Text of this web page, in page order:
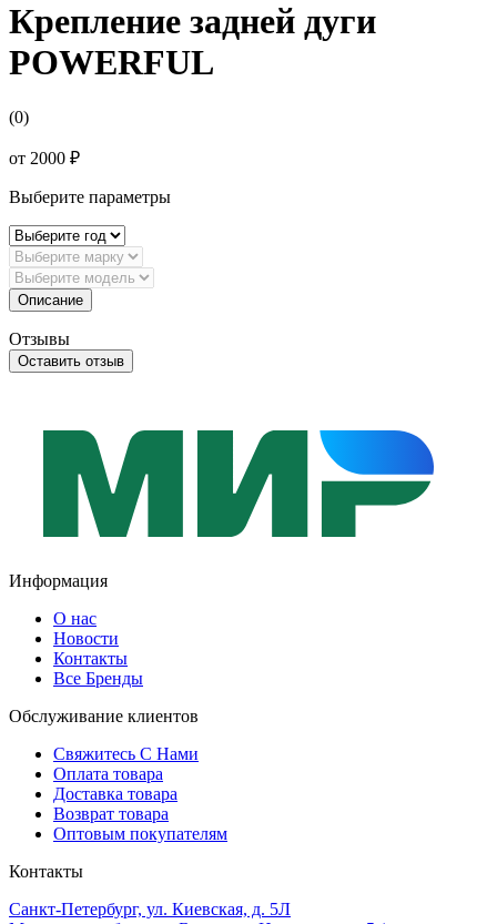
Крепление задней дуги
POWERFUL
(0)
от 2000 ₽
Выберите параметры
Описание
Отзывы
Оставить отзыв
Информация
О нас
Новости
Контакты
Все Бренды
Обслуживание клиентов
Свяжитесь С Нами
Оплата товара
Доставка товара
Возврат товара
Оптовым покупателям
Контакты
Санкт-Петербург, ул. Киевская, д. 5Л